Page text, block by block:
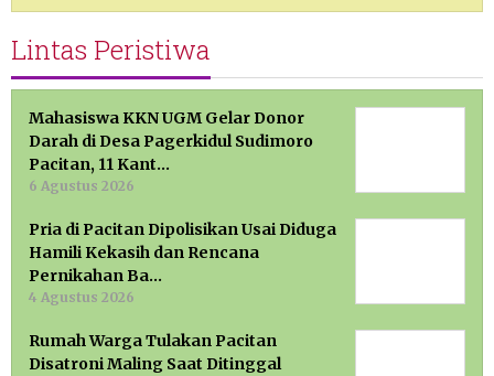
Lintas Peristiwa
Mahasiswa KKN UGM Gelar Donor
Darah di Desa Pagerkidul Sudimoro
Pacitan, 11 Kant…
6 Agustus 2026
Pria di Pacitan Dipolisikan Usai Diduga
Hamili Kekasih dan Rencana
Pernikahan Ba…
4 Agustus 2026
Rumah Warga Tulakan Pacitan
Disatroni Maling Saat Ditinggal